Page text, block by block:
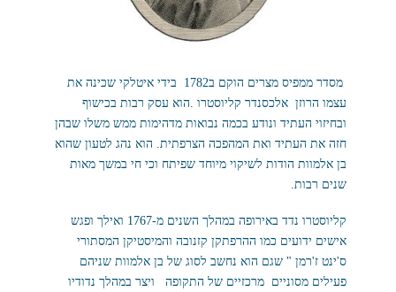
מסדר ממפיס מצרים הוקם ב1782 בידי איטלקי שכינה את
עצמו הרוזן אלכסנדר קליוסטרו .הוא עסק רבות בכישוף
ובחיזוי העתיד ונודע בכמה נבואות מדהימות ממש משלו שבהן
חזה את העתיד ואת המהפכה הצרפתית. הוא נהג לטעון שהוא
בן אלמוות הודות לשיקוי מיוחד שפיתח וכי חי במשך מאות
שנים רבות.
קליוסטרו נדד באירופה במהלך השנים מ-1767 ואילך ופגש
אישים ידועים כמו ההרפתקן קזנובה והמיסטיקן המסתורי
ס'ינט ז'רמן " שגם הוא נחשב לסוג של בן אלמוות שניהם
פעילים מסוניים מרכזיים של התקופה ויצר במהלך נדודיו